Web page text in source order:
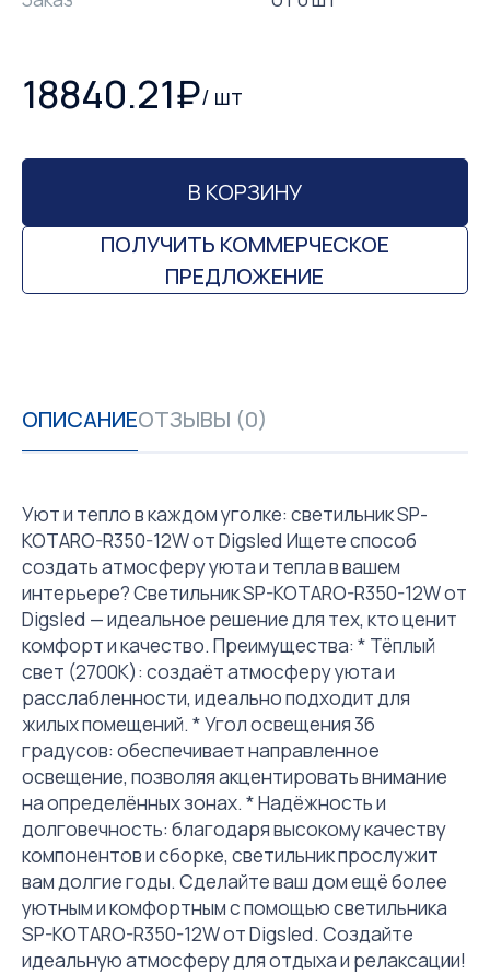
18840.21₽/ шт
В КОРЗИНУ
ПОЛУЧИТЬ КОММЕРЧЕСКОЕ
ПРЕДЛОЖЕНИЕ
ОПИСАНИЕОТЗЫВЫ (0)
Уют и тепло в каждом уголке: светильник SP-
KOTARO-R350-12W от Digsled Ищете способ
создать атмосферу уюта и тепла в вашем
интерьере? Светильник SP-KOTARO-R350-12W от
Digsled — идеальное решение для тех, кто ценит
комфорт и качество. Преимущества: * Тёплый
свет (2700K): создаёт атмосферу уюта и
расслабленности, идеально подходит для
жилых помещений. * Угол освещения 36
градусов: обеспечивает направленное
освещение, позволяя акцентировать внимание
на определённых зонах. * Надёжность и
долговечность: благодаря высокому качеству
компонентов и сборке, светильник прослужит
вам долгие годы. Сделайте ваш дом ещё более
уютным и комфортным с помощью светильника
SP-KOTARO-R350-12W от Digsled. Создайте
идеальную атмосферу для отдыха и релаксации!